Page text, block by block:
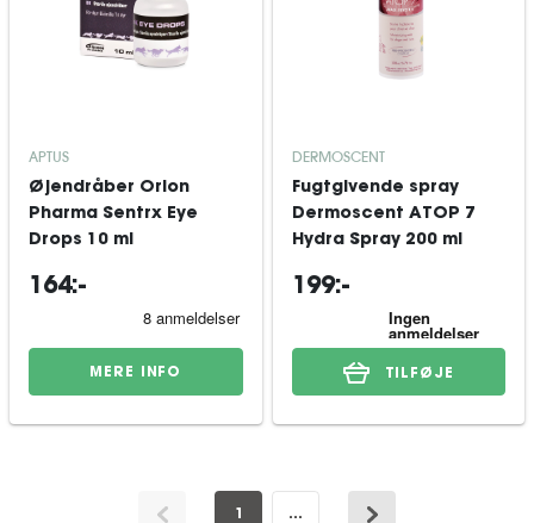
APTUS
Øjendråber Orion
Pharma Sentrx Eye
Drops 10 ml
164:-
MERE INFO
DERMOSCENT
Fugtgivende spray
Dermoscent ATOP 7
Hydra Spray 200 ml
199:-
TILFØJE
1 ...